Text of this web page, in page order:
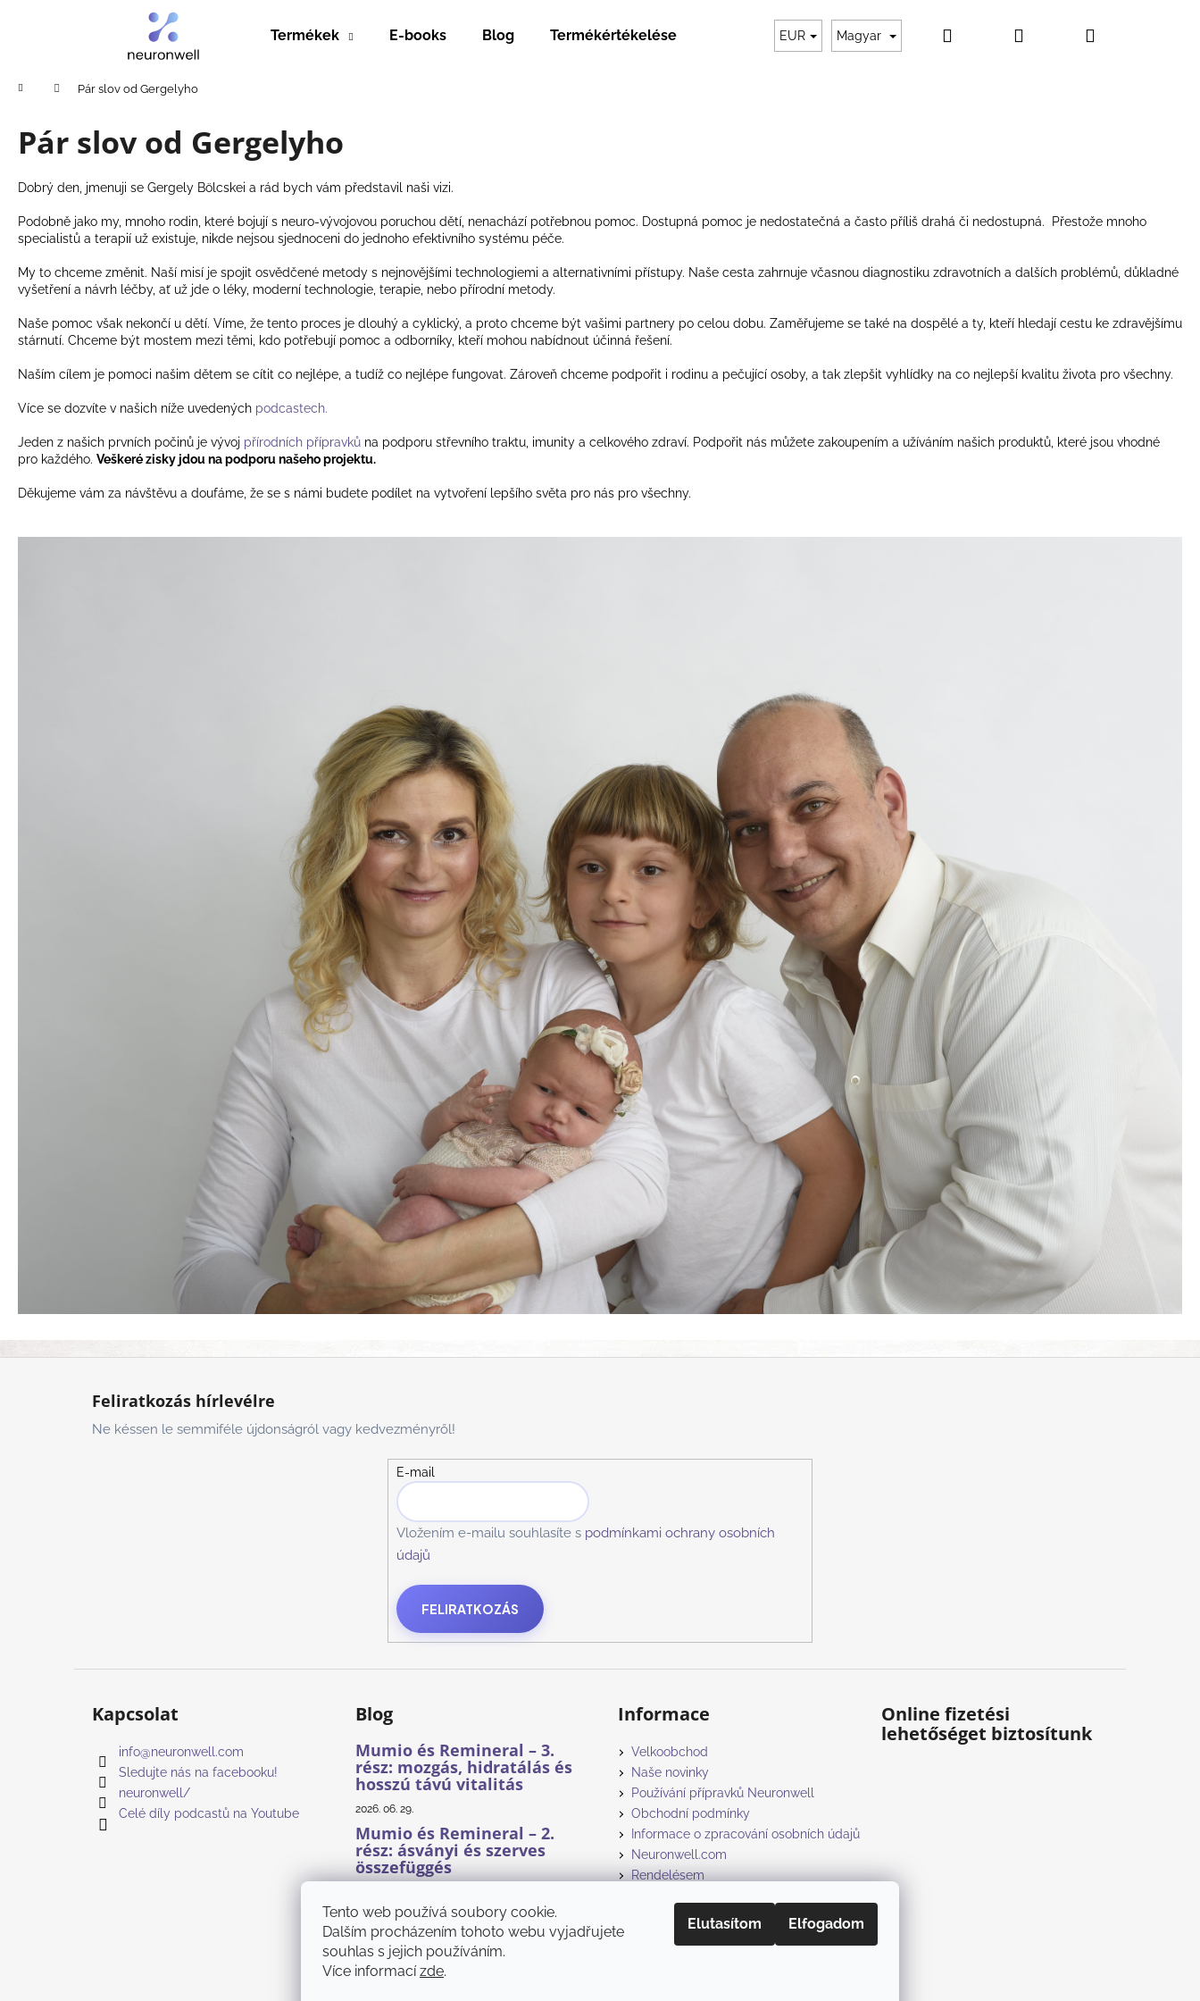
Tento web používá soubory cookie.
Dalším procházením tohoto webu vyjadřujete
souhlas s jejich používáním.
Více informacízde.
Elutasítom Elfogadom
Termékek E-books Blog Termékértékelések Szállítás és fizetés Rólunk Kapcsolat Rendelésem
EUR Magyar Keresés Bejelentkezés
Kosár
KezdőlapPár slov od Gergelyho
Pár slov od Gergelyho
Dobrý den, jmenuji se Gergely Bölcskei a rád bych vám představil naši vizi.
Podobně jako my, mnoho rodin, které bojují s neuro-vývojovou poruchou dětí, nenachází potřebnou pomoc. Dostupná pomoc je nedostatečná a často příliš drahá či nedostupná. Přestože mnoho
specialistů a terapií už existuje, nikde nejsou sjednoceni do jednoho efektivního systému péče.
My to chceme změnit. Naší misí je spojit osvědčené metody s nejnovějšími technologiemi a alternativními přístupy. Naše cesta zahrnuje včasnou diagnostiku zdravotních a dalších problémů, důkladné
vyšetření a návrh léčby, ať už jde o léky, moderní technologie, terapie, nebo přírodní metody.
Naše pomoc však nekončí u dětí. Víme, že tento proces je dlouhý a cyklický, a proto chceme být vašimi partnery po celou dobu. Zaměřujeme se také na dospělé a ty, kteří hledají cestu ke zdravějšímu
stárnutí. Chceme být mostem mezi těmi, kdo potřebují pomoc a odborníky, kteří mohou nabídnout účinná řešení.
Naším cílem je pomoci našim dětem se cítit co nejlépe, a tudíž co nejlépe fungovat. Zároveň chceme podpořit i rodinu a pečující osoby, a tak zlepšit vyhlídky na co nejlepší kvalitu života pro všechny.
Více se dozvíte v našich níže uvedených podcastech.
Jeden z našich prvních počinů je vývoj přírodních přípravků na podporu střevního traktu, imunity a celkového zdraví. Podpořit nás můžete zakoupením a užíváním našich produktů, které jsou vhodné
pro každého. Veškeré zisky jdou na podporu našeho projektu.
Děkujeme vám za návštěvu a doufáme, že se s námi budete podílet na vytvoření lepšího světa pro nás pro všechny.
Ajánljuk
GUTOX
€12,36
ROZSDAMENTES ACÉL UZSONNÁS
GUTHERB: GYÓGYNÖVÉNY ELIXÍR AZ
€24,76
L
Feliratkozás hírlevélre
Ne késsen le semmiféle újdonságról vagy kedvezményről!
E-mail
Vložením e-mailu souhlasíte s podmínkami ochrany osobních
údajů
FELIRATKOZÁS
Kapcsolat
info@neuronwell.com
Sledujte nás na facebooku!
neuronwell/
Celé díly podcastů na Youtube
Blog
Mumio és Remineral – 3.
rész: mozgás, hidratálás és
hosszú távú vitalitás
2026. 06. 29.
Mumio és Remineral – 2.
rész: ásványi és szerves
összefüggés
Mumio és Remineral: víz,
ásványi anyagok és
fulvosavak – 1. rész
2026. 06. 29.
Informace
Velkoobchod
Naše novinky
Používání přípravků Neuronwell
Obchodní podmínky
Informace o zpracování osobních údajů
Neuronwell.com
Rendelésem
Online fizetési
lehetőséget biztosítunk